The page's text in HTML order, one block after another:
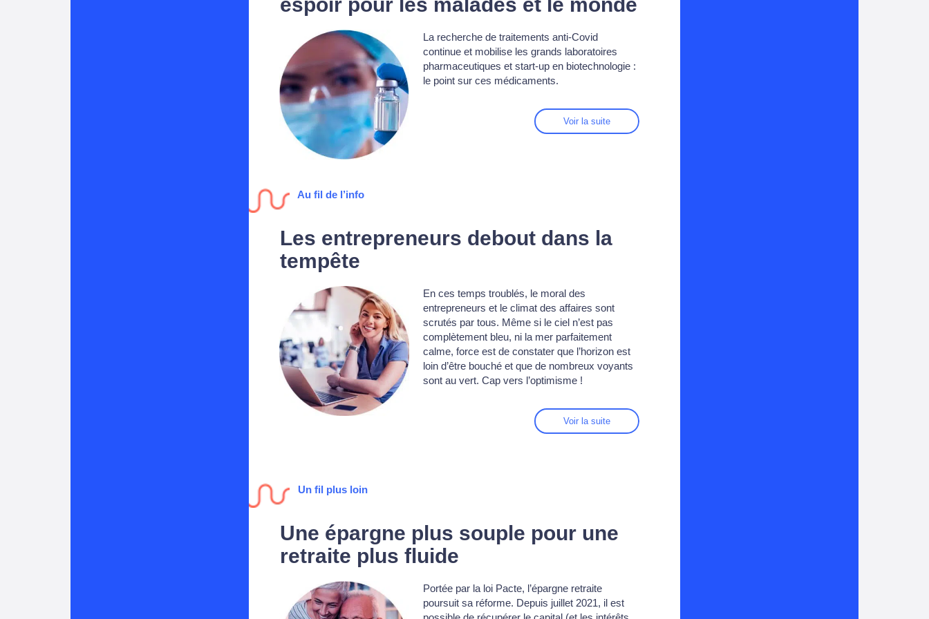
La recherche de traitements anti-Covid
continue et mobilise les grands laboratoires
pharmaceutiques et start-up en biotechnologie :
le point sur ces médicaments.
Voir la suite
Au fil de l’info
Les entrepreneurs debout dans la
tempête
En ces temps troublés, le moral des
entrepreneurs et le climat des affaires sont
scrutés par tous. Même si le ciel n’est pas
complètement bleu, ni la mer parfaitement
calme, force est de constater que l’horizon est
loin d’être bouché et que de nombreux voyants
sont au vert. Cap vers l’optimisme !
Voir la suite
Un fil plus loin
Une épargne plus souple pour une
retraite plus fluide
Portée par la loi Pacte, l’épargne retraite
poursuit sa réforme. Depuis juillet 2021, il est